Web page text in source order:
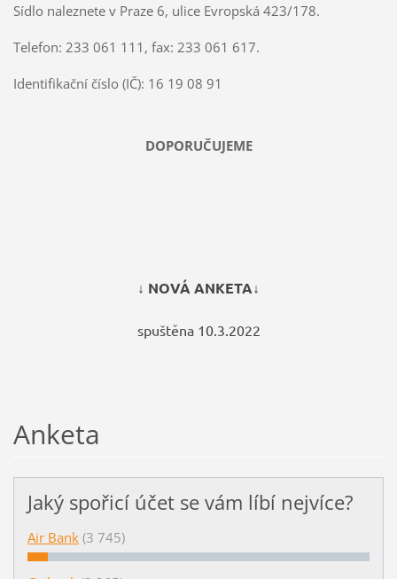
Sídlo naleznete v Praze 6, ulice Evropská 423/178.
Telefon: 233 061 111, fax: 233 061 617.
Identifikační číslo (IČ): 16 19 08 91
DOPORUČUJEME
↓ NOVÁ ANKETA↓
spuštěna 10.3.2022
Anketa
Jaký spořicí účet se vám líbí nejvíce?
Air Bank (3 745)